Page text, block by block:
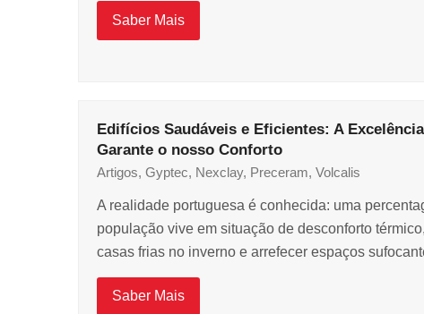
Saber Mais
Edifícios Saudáveis e Eficientes: A
Garante o nosso Conforto
Artigos, Gyptec, Nexclay, Preceram, Volcalis
A realidade portuguesa é conhecida: uma
população vive em situação de desconforto
casas frias no inverno e arrefecer espaços
Saber Mais